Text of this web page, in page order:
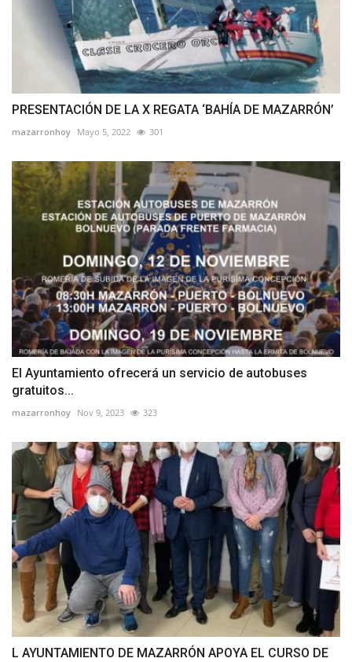
PRESENTACIÓN DE LA X REGATA ‘BAHÍA DE MAZARRÓN’
mazarronhoy Mayo 5, 2022 301
El Ayuntamiento ofrecerá un servicio de autobuses
gratuitos...
mazarronhoy Nov 9, 2023 323
L AYUNTAMIENTO DE MAZARRÓN APOYA EL CURSO DE